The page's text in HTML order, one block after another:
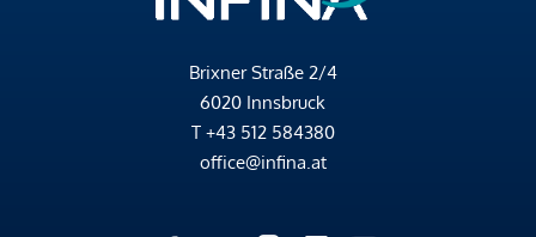
Brixner Straße 2/4
6020 Innsbruck
T +43 512 584380
office@infina.at